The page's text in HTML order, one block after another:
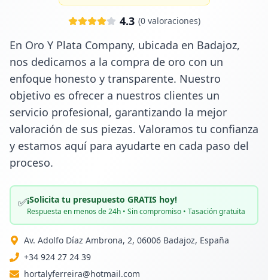
4.3 (0valoraciones)
En Oro Y Plata Company, ubicada en Badajoz,
nos dedicamos a la compra de oro con un
enfoque honesto y transparente. Nuestro
objetivo es ofrecer a nuestros clientes un
servicio profesional, garantizando la mejor
valoración de sus piezas. Valoramos tu confianza
y estamos aquí para ayudarte en cada paso del
proceso.
✅¡Solicita tu presupuesto GRATIS hoy!
Respuesta en menos de 24h • Sin compromiso • Tasación gratuita
Av. Adolfo Díaz Ambrona, 2, 06006 Badajoz, España
+34 924 27 24 39
hortalyferreira@hotmail.com